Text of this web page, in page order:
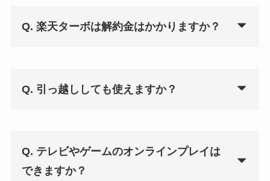
Q. 楽天ターボは解約金はかかりますか？
Q. 引っ越ししても使えますか？
Q. テレビやゲームのオンラインプレイは
できますか？